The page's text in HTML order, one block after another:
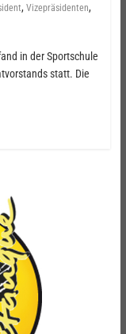
, Vizepräsidenten,
in der Sportschule
statt. Die